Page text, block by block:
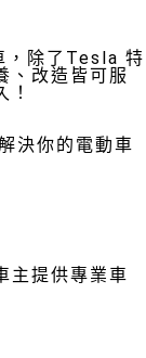
，除了Tesla 特
、改造皆可服
決你的電動車
主提供專業車